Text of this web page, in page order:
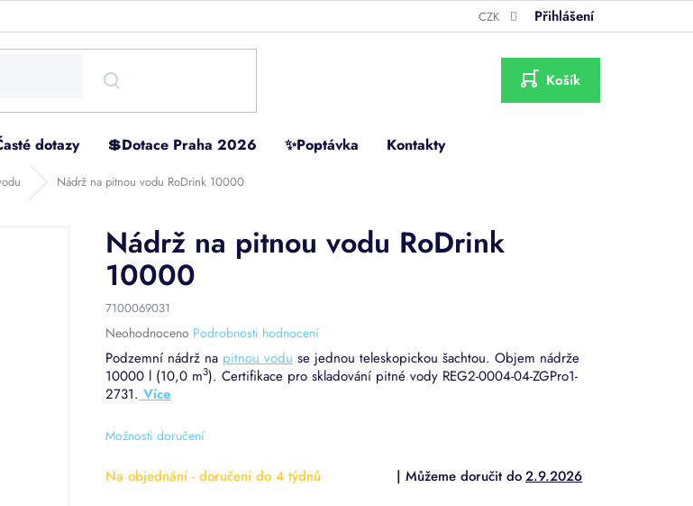
CZK Přihlášení
NÁKUPNÍ
KOŠÍK
dotazy 💲Dotace Praha 2026 ✨Poptávka Kontakty
Nádrž na pitnou vodu RoDrink 10000
Možnosti doručení
Podzemní nádrž na pitnou vodu se jednou teleskopickou šachtou. Objem nádrže
10000 l (10,0 m3). Certifikace pro skladování pitné vody REG2-0004-04-ZGPro1-
2731.
Nádrž na pitnou vodu RoDrink
10000
7100069031
Průměrné
hodnocení
produktu
je
0,0
5
Neohodnoceno Podrobnosti hodnocení
Na objednání - doručení do 4 týdnů 2.9.2026